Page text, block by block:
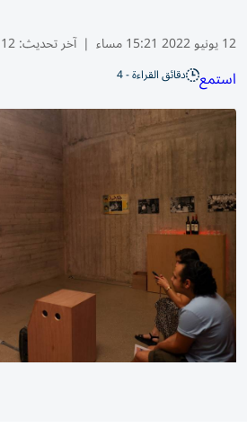
12 يونيو 2022 15:21 مساء | آخر تحديث:12 يونيو 23:30 2022
استمع دقائق القراءة - 4